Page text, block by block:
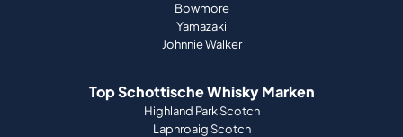
Bowmore
Yamazaki
Johnnie Walker
Top Schottische Whisky Marken
Highland Park Scotch
Laphroaig Scotch